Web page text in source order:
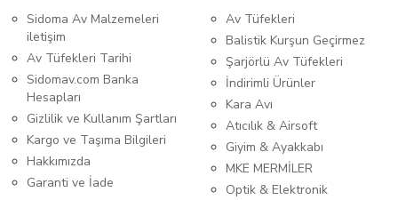
Sidoma Av Malzemeleri
iletişim
Av Tüfekleri Tarihi
Sidomav.com Banka
Hesapları
Gizlilik ve Kullanım Şartları
Kargo ve Taşıma Bilgileri
Hakkımızda
Garanti ve İade
Av Tüfekleri
Balistik Kurşun Geçirmez
Şarjörlü Av Tüfekleri
İndirimli Ürünler
Kara Avı
Atıcılık & Airsoft
Giyim & Ayakkabı
MKE MERMİLER
Optik & Elektronik